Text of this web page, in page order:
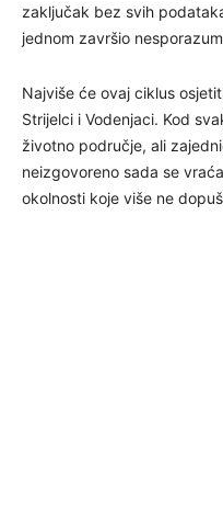
zaključak bez svih
jednom završio
Najviše će ovaj ciklus
Strijelci i Vodenjaci. Kod
životno područje, ali
neizgovoreno sada se
okolnosti koje više ne